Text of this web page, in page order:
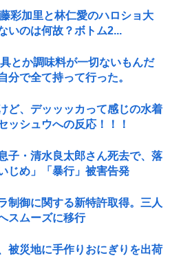
彩加里と林仁愛のハロショ大
いのは何故？ボトム2...
とか調味料が一切ないもんだ
分で全て持って行った。
ど、デッッッカって感じの水着
ッシュウへの反応！！！
子・清水良太郎さん死去で、落
じめ」「暴行」被害告発
制御に関する新特許取得。三人
スムーズに移行
被災地に手作りおにぎりを出荷